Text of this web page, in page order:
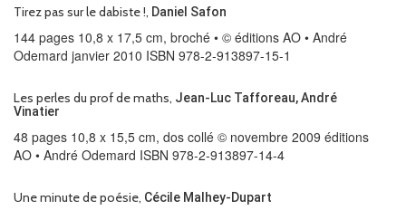
Tirez pas sur le dabiste !, Daniel Safon
144 pages 10,8 x 17,5 cm, broché • © éditions AO • André
Odemard janvier 2010 ISBN 978-2-913897-15-1
Les perles du prof de maths, Jean-Luc Tafforeau, André
Vinatier
48 pages 10,8 x 15,5 cm, dos collé © novembre 2009 éditions
AO • André Odemard ISBN 978-2-913897-14-4
Une minute de poésie, Cécile Malhey-Dupart